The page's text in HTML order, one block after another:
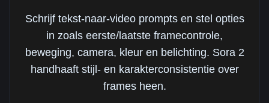
Schrijf tekst-naar-video prompts en stel opties
in zoals eerste/laatste framecontrole,
beweging, camera, kleur en belichting. Sora 2
handhaaft stijl- en karakterconsistentie over
frames heen.